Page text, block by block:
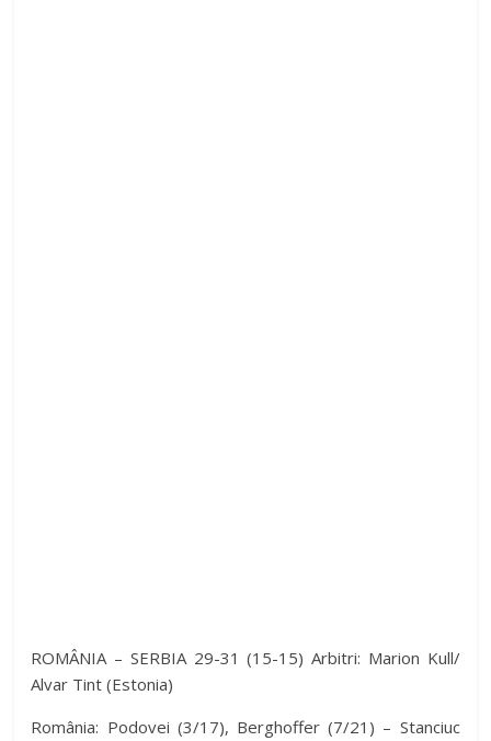
ROMÂNIA – SERBIA 29-31 (15-15) Arbitri: Marion Kull/
Alvar Tint (Estonia)
România: Podovei (3/17), Berghoffer (7/21) – Stanciuc